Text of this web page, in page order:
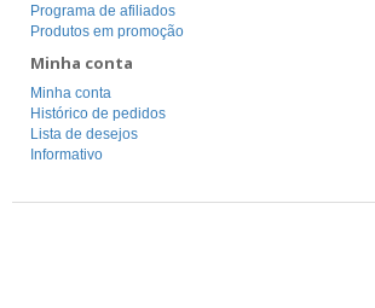
Programa de afiliados
Produtos em promoção
Minha conta
Minha conta
Histórico de pedidos
Lista de desejos
Informativo